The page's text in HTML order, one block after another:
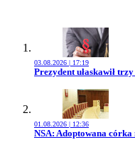
03.08.2026 | 17:19
Przejdź do artykułu:
Prezydent ułaskawił
01.08.2026 | 12:36
Przejdź do artykułu:
NSA: Adoptowana